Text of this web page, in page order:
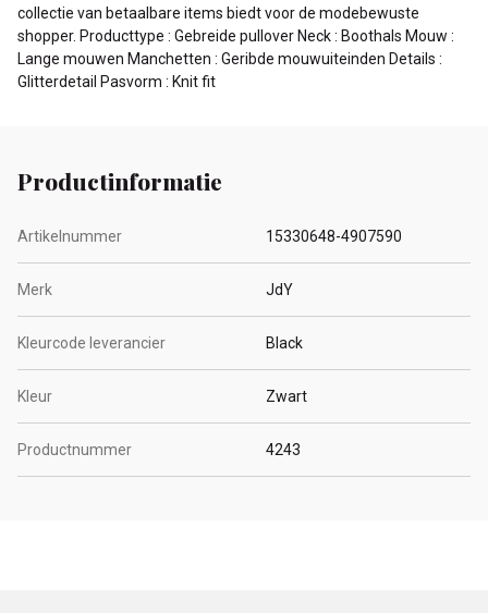
collectie van betaalbare items biedt voor de modebewuste
shopper. Producttype : Gebreide pullover Neck : Boothals Mouw :
Lange mouwen Manchetten : Geribde mouwuiteinden Details :
Glitterdetail Pasvorm : Knit fit
Productinformatie
Artikelnummer 15330648-4907590
Merk JdY
Kleurcode leverancier Black
Kleur Zwart
Productnummer 4243